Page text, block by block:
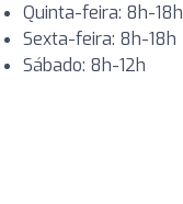
Quinta-feira: 8h-18h
Sexta-feira: 8h-18h
Sábado: 8h-12h